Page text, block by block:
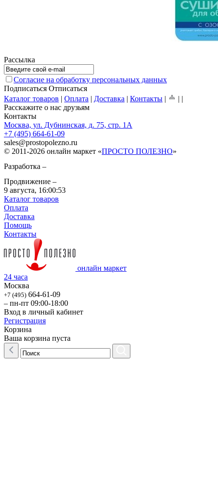
Рассылка
Согласие на обработку персональных данных
Подписаться Отписаться
Каталог товаров | Оплата | Доставка | Контакты | | |
Расскажите о нас друзьям
Контакты
Москва, ул. Дубнинская, д. 75, стр. 1А
+7 (495) 664-61-09
sales@prostopolezno.ru
© 2011-2026 онлайн маркет «ПРОСТО ПОЛЕЗНО»
Разработка –
Продвижение –
9 августа, 16:00:53
Каталог товаров
Оплата
Доставка
Помощь
Контакты
онлайн маркет
24 часа
Москва
+7 (495) 664-61-09
– пн-пт 09:00-18:00
Вход в личный кабинет
Регистрация
Корзина
Ваша корзина пуста